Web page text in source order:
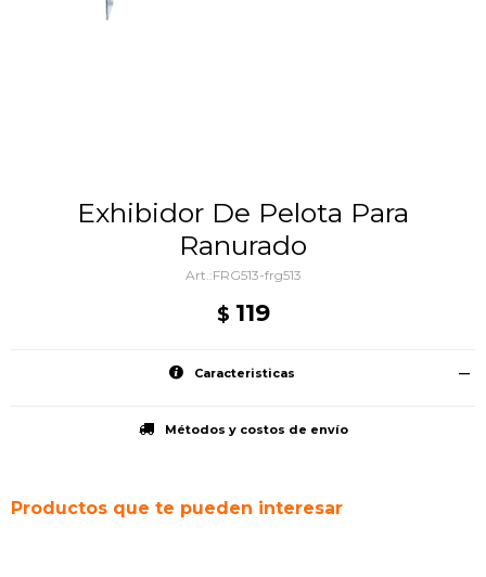
Exhibidor De Pelota Para
Ranurado
FRG513-frg513
$ 119
Caracteristicas
Métodos y costos de envío
Productos que te pueden interesar